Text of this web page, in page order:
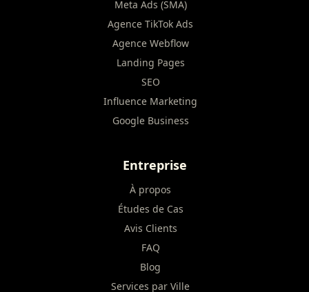
Meta Ads (SMA)
Agence TikTok Ads
Agence Webflow
Landing Pages
SEO
Influence Marketing
Google Business
Entreprise
À propos
Études de Cas
Avis Clients
FAQ
Blog
Services par Ville